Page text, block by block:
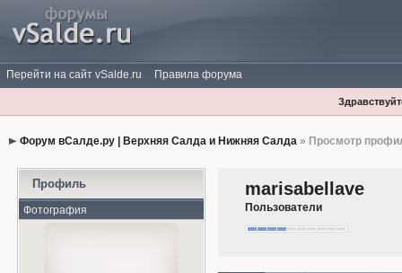
Перейти на сайт vSalde.ru Правила форума
Форум вСалде.ру | Верхняя Салда и Нижняя Салда» Просмотр
Профиль
Фотография
marisabellave
Пользователи